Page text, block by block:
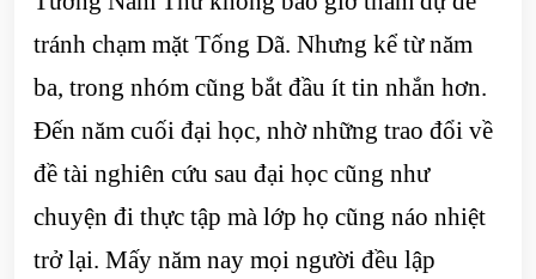
tránh chạm mặt Tống Dã. Nhưng kể từ năm
ba, trong nhóm cũng bắt đầu ít tin nhắn hơn.
Đến năm cuối đại học, nhờ những trao đổi về
đề tài nghiên cứu sau đại học cũng như
chuyện đi thực tập mà lớp họ cũng náo nhiệt
trở lại. Mấy năm nay mọi người đều lập